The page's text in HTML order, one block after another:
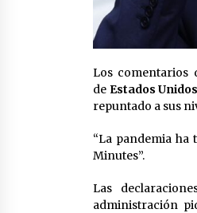
Los comentarios
de Estados Unidos
repuntado a sus
“La pandemia ha
Minutes”.
Las
administración